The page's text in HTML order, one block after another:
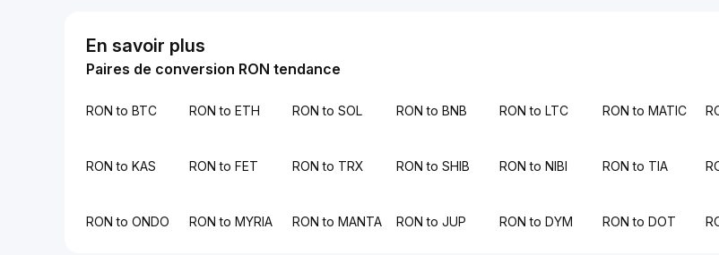
En savoir plus
Paires de conversion RON tendance
RON to BTC RON to ETH RON to SOL RON to BNB RON to LTC RON to MATIC
RON to KAS RON to FET RON to TRX RON to SHIB RON to NIBI RON to TIA
RON to ONDO RON to MYRIA RON to MANTA RON to JUP RON to DYM RON to DOT